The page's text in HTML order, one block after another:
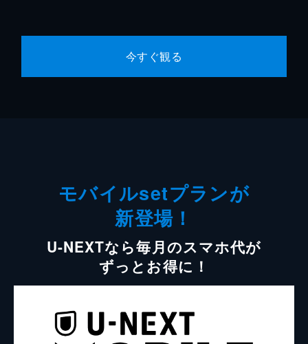
今すぐ観る
モバイルsetプランが
新登場！
U-NEXTなら毎月のスマホ代が
ずっとお得に！